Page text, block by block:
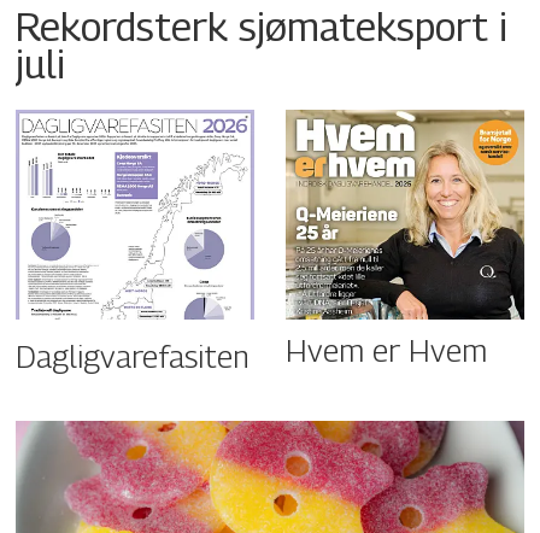
Rekordsterk sjømateksport i
juli
Dagligvarefasiten Hvem er Hvem